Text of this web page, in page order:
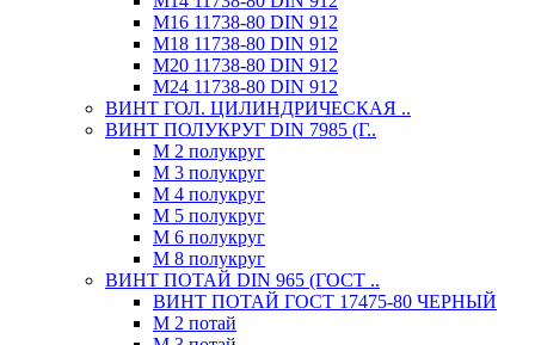
М16 11738-80 DIN 912
М18 11738-80 DIN 912
М20 11738-80 DIN 912
М24 11738-80 DIN 912
ВИНТ ГОЛ. ЦИЛИНДРИЧЕСКАЯ ..
ВИНТ ПОЛУКРУГ DIN 7985 (Г..
М 2 полукруг
М 3 полукруг
М 4 полукруг
М 5 полукруг
М 6 полукруг
М 8 полукруг
ВИНТ ПОТАЙ DIN 965 (ГОСТ ..
ВИНТ ПОТАЙ ГОСТ 17475-80 ЧЕРНЫЙ
М 2 потай